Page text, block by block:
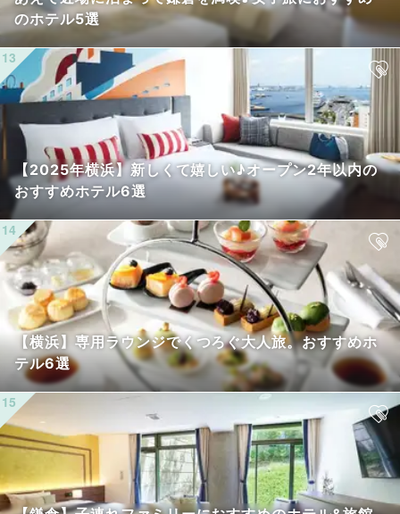
のホテル5選
【2025年横浜】新しくて嬉しい♪オープン2年以内の
おすすめホテル6選
【横浜】専用ラウンジでくつろぐ大人旅。おすすめホ
テル6選